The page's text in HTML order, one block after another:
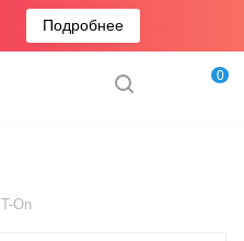
Подробнее
0
T-On